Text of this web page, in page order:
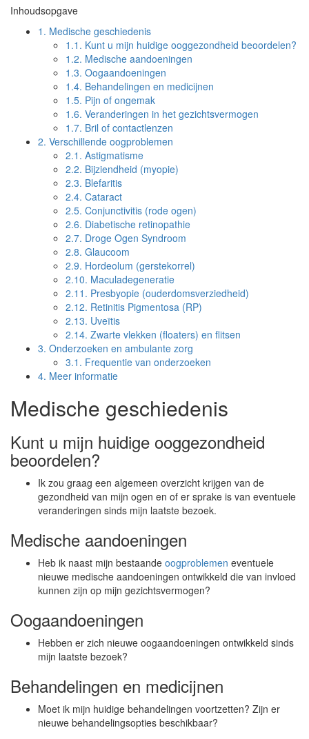
Inhoudsopgave
1. Medische geschiedenis
1.1. Kunt u mijn huidige ooggezondheid beoordelen?
1.2. Medische aandoeningen
1.3. Oogaandoeningen
1.4. Behandelingen en medicijnen
1.5. Pijn of ongemak
1.6. Veranderingen in het gezichtsvermogen
1.7. Bril of contactlenzen
2. Verschillende oogproblemen
2.1. Astigmatisme
2.2. Bijziendheid (myopie)
2.3. Blefaritis
2.4. Cataract
2.5. Conjunctivitis (rode ogen)
2.6. Diabetische retinopathie
2.7. Droge Ogen Syndroom
2.8. Glaucoom
2.9. Hordeolum (gerstekorrel)
2.10. Maculadegeneratie
2.11. Presbyopie (ouderdomsverziedheid)
2.12. Retinitis Pigmentosa (RP)
2.13. Uveïtis
2.14. Zwarte vlekken (floaters) en flitsen
3. Onderzoeken en ambulante zorg
3.1. Frequentie van onderzoeken
4. Meer informatie
Medische geschiedenis
Kunt u mijn huidige ooggezondheid
beoordelen?
Ik zou graag een algemeen overzicht krijgen van de
gezondheid van mijn ogen en of er sprake is van eventuele
veranderingen sinds mijn laatste bezoek.
Medische aandoeningen
Heb ik naast mijn bestaande oogproblemen eventuele
nieuwe medische aandoeningen ontwikkeld die van invloed
kunnen zijn op mijn gezichtsvermogen?
Oogaandoeningen
Hebben er zich nieuwe oogaandoeningen ontwikkeld sinds
mijn laatste bezoek?
Behandelingen en medicijnen
Moet ik mijn huidige behandelingen voortzetten? Zijn er
nieuwe behandelingsopties beschikbaar?